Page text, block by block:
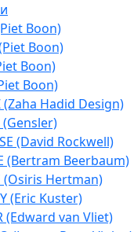
Boon)
Boon)
Boon)
Boon)
(Zaha Hadid Design)
(Gensler)
(David Rockwell)
(Bertram Beerbaum)
(Osiris Hertman)
(Eric Kuster)
(Edward van Vliet)